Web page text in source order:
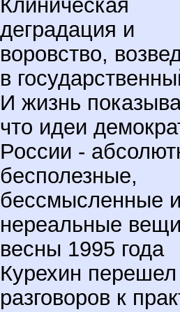
деградация и
воровство,
в
И жизнь
что идеи
России -
бесполезные,
бессмысленные
нереальные
весны 1995 года
Курехин перешел
разговоров к